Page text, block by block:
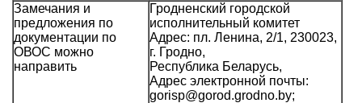
Замечания и
предложения по
документации по
ОВОС можно
направить
Гродненский городской
исполнительный комитет
Адрес: пл. Ленина, 2/1, 230023,
г. Гродно,
Республика Беларусь,
Адрес электронной почты:
gorisp@gorod.grodno.by;